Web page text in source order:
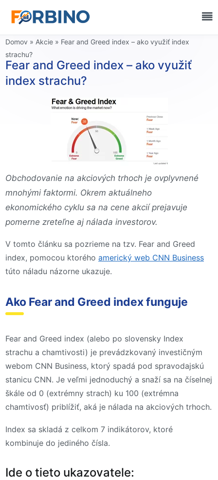
Domov » Akcie » Fear and Greed index – ako využiť index
strachu?
Fear and Greed index – ako využiť
index strachu?
Obchodovanie na akciových trhoch je ovplyvnené
mnohými faktormi. Okrem aktuálneho
ekonomického cyklu sa na cene akcií prejavuje
pomerne zreteľne aj nálada investorov.
V tomto článku sa pozrieme na tzv. Fear and Greed
index, pomocou ktorého americký web CNN Business
túto náladu názorne ukazuje.
Ako Fear and Greed index funguje
Fear and Greed index (alebo po slovensky Index
strachu a chamtivosti) je prevádzkovaný investičným
webom CNN Business, ktorý spadá pod spravodajskú
stanicu CNN. Je veľmi jednoduchý a snaží sa na číselnej
škále od 0 (extrémny strach) ku 100 (extrémna
chamtivosť) priblížiť, aká je nálada na akciových trhoch.
Index sa skladá z celkom 7 indikátorov, ktoré
kombinuje do jediného čísla.
Ide o tieto ukazovatele: